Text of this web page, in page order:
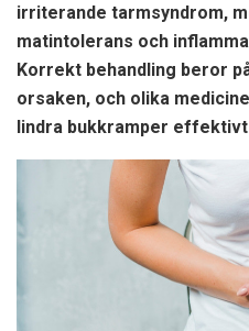
irriterande tarmsyndrom,
matintolerans och
Korrekt behandling beror
orsaken, och olika
lindra bukkramper